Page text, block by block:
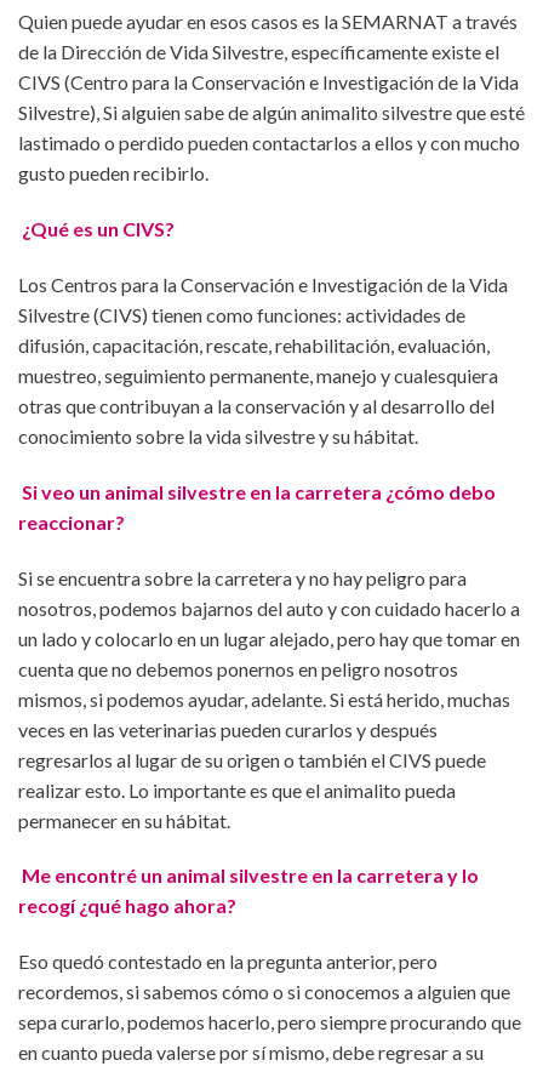
Quien puede ayudar en esos casos es la SEMARNAT a través
de la Dirección de Vida Silvestre, específicamente existe el
CIVS (Centro para la Conservación e Investigación de la Vida
Silvestre), Si alguien sabe de algún animalito silvestre que esté
lastimado o perdido pueden contactarlos a ellos y con mucho
gusto pueden recibirlo.
¿Qué es un CIVS?
Los Centros para la Conservación e Investigación de la Vida
Silvestre (CIVS) tienen como funciones: actividades de
difusión, capacitación, rescate, rehabilitación, evaluación,
muestreo, seguimiento permanente, manejo y cualesquiera
otras que contribuyan a la conservación y al desarrollo del
conocimiento sobre la vida silvestre y su hábitat.
Si veo un animal silvestre en la carretera ¿cómo debo
reaccionar?
Si se encuentra sobre la carretera y no hay peligro para
nosotros, podemos bajarnos del auto y con cuidado hacerlo a
un lado y colocarlo en un lugar alejado, pero hay que tomar en
cuenta que no debemos ponernos en peligro nosotros
mismos, si podemos ayudar, adelante. Si está herido, muchas
veces en las veterinarias pueden curarlos y después
regresarlos al lugar de su origen o también el CIVS puede
realizar esto. Lo importante es que el animalito pueda
permanecer en su hábitat.
Me encontré un animal silvestre en la carretera y lo
recogí ¿qué hago ahora?
Eso quedó contestado en la pregunta anterior, pero
recordemos, si sabemos cómo o si conocemos a alguien que
sepa curarlo, podemos hacerlo, pero siempre procurando que
en cuanto pueda valerse por sí mismo, debe regresar a su